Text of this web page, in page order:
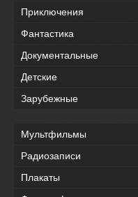
Приключения
Фантастика
Документальные
Детские
Зарубежные
Мультфильмы
Радиозаписи
Плакаты